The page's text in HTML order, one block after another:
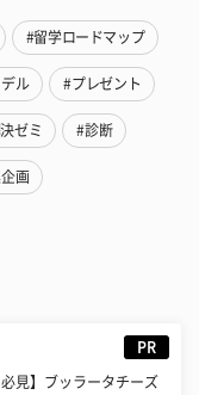
#留学ロードマップ
ル #プレゼント
ゼミ #診断
画
PR
必見】ブッラータチーズ